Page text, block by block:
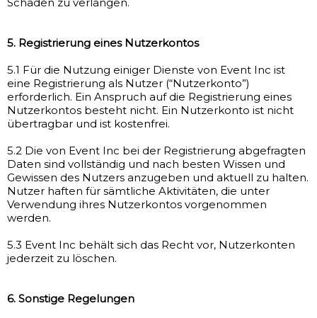
5. Registrierung eines Nutzerkontos
5.1 Für die Nutzung einiger Dienste von Event Inc ist
eine Registrierung als Nutzer (“Nutzerkonto”)
erforderlich. Ein Anspruch auf die Registrierung eines
Nutzerkontos besteht nicht. Ein Nutzerkonto ist nicht
übertragbar und ist kostenfrei.
5.2 Die von Event Inc bei der Registrierung abgefragten
Daten sind vollständig und nach besten Wissen und
Gewissen des Nutzers anzugeben und aktuell zu halten.
Nutzer haften für sämtliche Aktivitäten, die unter
Verwendung ihres Nutzerkontos vorgenommen
werden.
5.3 Event Inc behält sich das Recht vor, Nutzerkonten
jederzeit zu löschen.
6. Sonstige Regelungen